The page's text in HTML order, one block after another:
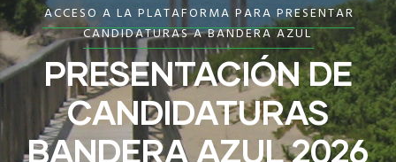
ACCESO A LA PLATAFORMA PARA PRESENTAR
CANDIDATURAS A BANDERA AZUL
PRESENTACIÓN DE
CANDIDATURAS
BANDERA AZUL 2026